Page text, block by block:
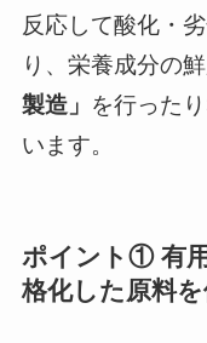
反応して酸化・
り、栄養成分の
製造」 を行った
います。
ポイント① 有
格化した原料を